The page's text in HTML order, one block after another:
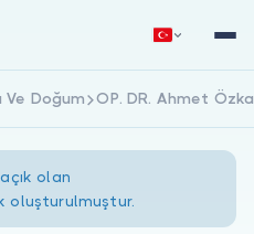
Giriş Yap
Ve Doğum OP. DR. Ahmet
olan
oluşturulmuştur.